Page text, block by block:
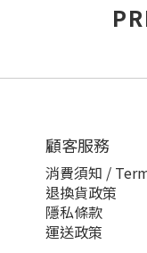
顧客服務
消費須知 /
退換貨政策
隱私條款
運送政策